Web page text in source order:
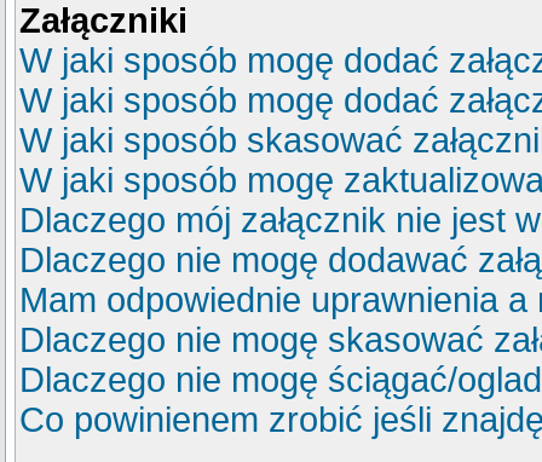
Załączniki
W jaki sposób mogę dodać
W jaki sposób mogę dodać
W jaki sposób skasować
W jaki sposób mogę
Dlaczego mój załącznik nie jest
Dlaczego nie mogę dodawać
Mam odpowiednie uprawnienia
Dlaczego nie mogę skasować
Dlaczego nie mogę ściągać/
Co powinienem zrobić jeśli